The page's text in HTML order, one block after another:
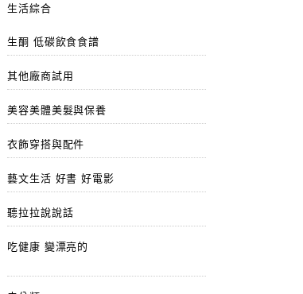
生活綜合
生酮 低碳飲食食譜
其他廠商試用
美容美體美髮與保養
衣飾穿搭與配件
藝文生活 好書 好電影
聽拉拉說說話
吃健康 變漂亮的